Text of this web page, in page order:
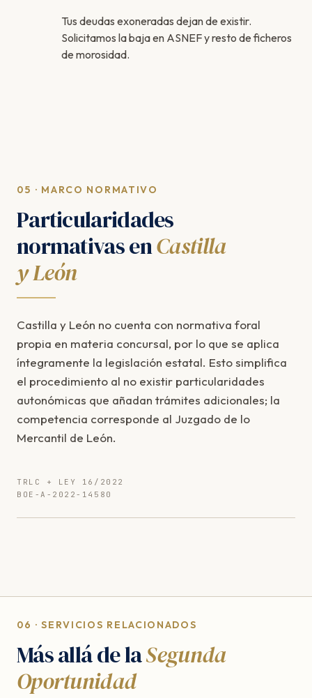
Tus deudas exoneradas dejan de existir.
Solicitamos la baja en ASNEF y resto de ficheros
de morosidad.
05 · MARCO NORMATIVO
Particularidades
normativas enCastilla
y León
Castilla y León no cuenta con normativa foral
propia en materia concursal, por lo que se aplica
íntegramente la legislación estatal. Esto simplifica
el procedimiento al no existir particularidades
autonómicas que añadan trámites adicionales; la
competencia corresponde al Juzgado de lo
Mercantil de León.
TRLC + LEY 16/2022
BOE-A-2022-14580
06 · SERVICIOS RELACIONADOS
Más allá de laSegunda
Oportunidad